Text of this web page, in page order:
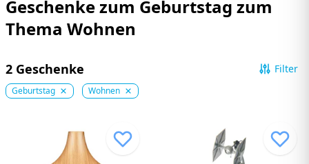
Geschenke zum Geburtstag zum
Thema Wohnen
2 Geschenke Filter
Geburtstag Wohnen